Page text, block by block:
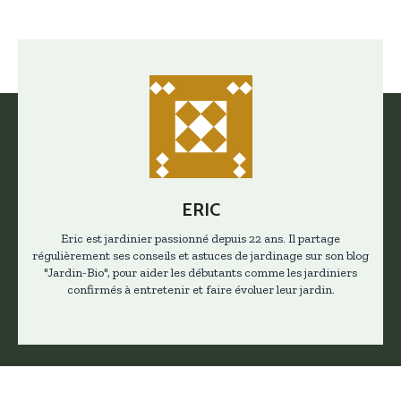
ERIC
Eric est jardinier passionné depuis 22 ans. Il partage
régulièrement ses conseils et astuces de jardinage sur son blog
"Jardin-Bio", pour aider les débutants comme les jardiniers
confirmés à entretenir et faire évoluer leur jardin.